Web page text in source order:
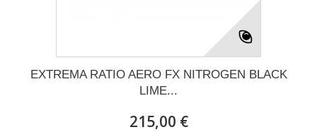
EXTREMA RATIO AERO FX NITROGEN BLACK
LIME...
215,00 €